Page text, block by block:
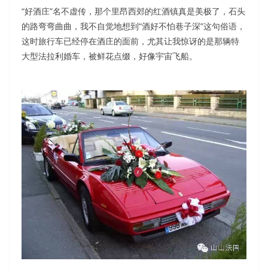
“好酒庄”名不虚传，那个里昂西郊的红酒镇真是美极了，石头
的路弯弯曲曲，我不自觉地想到“酒好不怕巷子深”这句俗语，
这时旅行车已经停在酒庄的面前，尤其让我惊讶的是那辆特
大型法拉利婚车，被鲜花点缀，好像宇宙飞船。